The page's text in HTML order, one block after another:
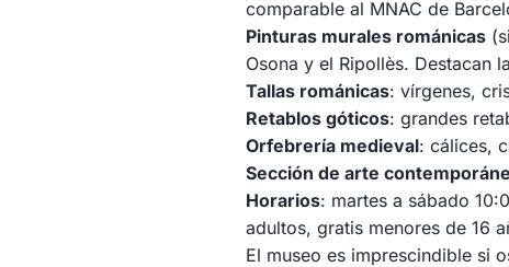
comparable al MNAC de
Pinturas murales románicas
Osona y el Ripollès. Destacan
Tallas románicas: vírgenes,
Retablos góticos: grandes
Orfebrería medieval: cálices,
Sección de arte
Horarios: martes a sábado
adultos, gratis menores de 16
El museo es imprescindible si